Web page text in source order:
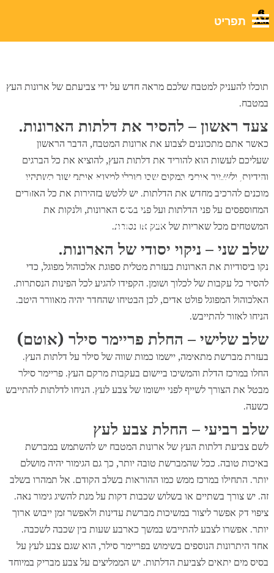
איך לצבוע ארונות מטבח מעץ –
DIY
שיפוצים ובניה
תוכלו להעניק למטבח שלכם מראה חדש על ידי צביעתם של ארונות העץ
במטבח.
צעד ראשון – להסיר את דלתות הארונות.
כאשר אתם מתכוננים לצבוע את ארונות המטבח, הדבר הראשון
שעליכם לעשות הוא להוריד את דלתות העץ, להוציא את כל הברגים
והידיות, ולשמור אותם במקום שבו תוכלו למצוא אותם שוב כשתהיו
מוכנים להרכיב מחדש את הדלתות. יש ללטש בזהירות את כל האזורים
המחוספסים על פני הדלתות ועל פני בסיס הארונות, ולנקות את
המשטחים מכל שאריות של אבק או נסורת.
שלב שני – ניקוי יסודי של הארונות.
נקו ביסודיות את הארונות בעזרת מטלית ספוגת אלכוהול מפוגל, כדי
להסיר כל עקבות של לכלוך ושומן. הקפידו להגיע לכל הפינות הנסתרות.
האלכוהול המפוגל פולט אדים, לכן הבטיחו שהחדר יהיה מאוורר היטב.
הניחו לאזור להתייבש.
שלב שלישי – החלת פריימר סילר (אוטם)
בעזרת מברשת מתאימה, יישמו כמות שווה של סילר על דלתות העץ.
החלו במרכז הדלת והמשיכו ביישום בעקבות מרקם העץ. פריימר סילר
מבטל את הצורך לשייף לפני יישומו של צבע לעץ. הניחו לדלתות להתייבש
כשעה.
שלב רביעי – החלת צבע לעץ
לשם צביעת דלתות העץ של ארונות המטבח יש להשתמש במברשת
באיכות טובה. ככל שהמברשת טובה יותר, כך גם הגימור יהיה מושלם
יותר. התחילו במרכז ממש כמו ההוראות בשלב הקודם. אל תמהרו בשלב
זה. יש צורך בשתיים או בשלוש שכבות דקות על מנת להשיג גימור נאה.
ציפוי דק אפשר ליצור במשיכות מברשת עדינות ולאפשר זמן ייבוש ארוך
יותר. אפשרו לצבע להתייבש במשך כארבע שעות בין שכבה לשכבה.
אחד היתרונות הנוספים בשימוש בפריימר סילר, הוא שגם צבע לעץ על
בסיס מים יתאים לצביעת הדלתות. יש הממליצים על צבע מבריק במיוחד